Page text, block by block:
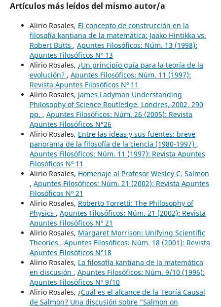
Artículos más leídos del mismo autor/a
Alirio Rosales, El concepto de construcción en la
filosofía kantiana de la matemática: Jaako Hintikka vs.
Robert Butts , Apuntes Filosóficos: Núm. 13 (1998):
Apuntes Filosóficos Nº 13
Alirio Rosales, ¿Un principio guía para la teoría de la
evolución? , Apuntes Filosóficos: Núm. 11 (1997):
Revista Apuntes Filosóficos Nº 11
Alirio Rosales, James Ladyman Understanding
Philosophy of Science Routledge, Londres, 2002, 290
pp. , Apuntes Filosóficos: Núm. 26 (2005): Revista
Apuntes Filosóficos N°26
Alirio Rosales, Entre las ideas y sus fuentes: breve
panorama de la filosofía de la ciencia (1980-1997) ,
Apuntes Filosóficos: Núm. 11 (1997): Revista Apuntes
Filosóficos Nº 11
Alirio Rosales, Homenaje al Profesor Wesley C. Salmon
, Apuntes Filosóficos: Núm. 21 (2002): Revista Apuntes
Filosóficos Nº 21
Alirio Rosales, Roberto Torretti: The Philosophy of
Physics , Apuntes Filosóficos: Núm. 21 (2002): Revista
Apuntes Filosóficos Nº 21
Alirio Rosales, Margaret Morrison: Unifying Scientific
Theories , Apuntes Filosóficos: Núm. 18 (2001): Revista
Apuntes Filosóficos N°18
Alirio Rosales, La filosofía kantiana de la matemática
en discusión , Apuntes Filosóficos: Núm. 9/10 (1996):
Apuntes Filosóficos Nº 9/10
Alirio Rosales, ¿Cuál es el alcance de la Teoría Causal
de Salmon? Una discusión sobre "Salmon on